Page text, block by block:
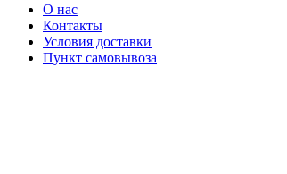
О нас
Контакты
Условия доставки
Пункт самовывоза